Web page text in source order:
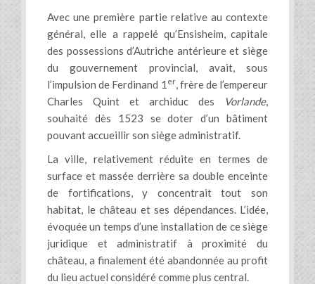
Avec une première partie relative au contexte
général, elle a rappelé qu’Ensisheim, capitale
des possessions d’Autriche antérieure et siège
du gouvernement provincial, avait, sous
l’impulsion de Ferdinand 1 er, frère de l’empereur
Charles Quint et archiduc des
Vorlande,
souhaité dès 1523 se doter d’un bâtiment
pouvant accueillir son siège administratif.
La ville, relativement réduite en termes de
surface et massée derrière sa double enceinte
de fortifications, y concentrait tout son
habitat, le château et ses dépendances. L’idée,
évoquée un temps d’une installation de ce siège
juridique et administratif à proximité du
château, a finalement été abandonnée au profit
du lieu actuel considéré comme plus central.